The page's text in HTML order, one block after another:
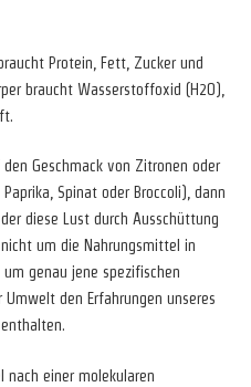
Protein, Fett, Zucker und
braucht Wasserstoffoxid (H2O),
Geschmack von Zitronen oder
Spinat oder Broccoli), dann
diese Lust durch Ausschüttung
um die Nahrungsmittel in
genau jene spezifischen
Umwelt den Erfahrungen unseres
nach einer molekularen